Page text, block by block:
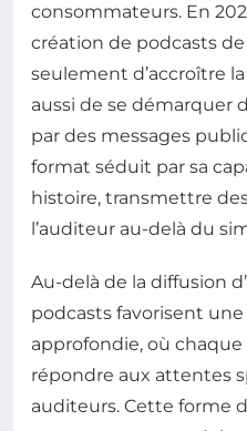
consommateurs. En
création de podcasts
seulement d’accroître
aussi de se démarquer
par des messages
format séduit par sa
histoire, transmettre
l’auditeur au-delà du
Au-delà de la diffusion
podcasts favorisent
approfondie, où
répondre aux attentes
auditeurs. Cette forme